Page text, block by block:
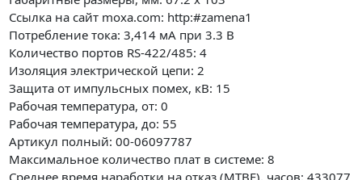
Ссылка на сайт moxa.com: http:#zamena1
Потребление тока: 3,414 мА при 3.3 В
Количество портов RS-422/485: 4
Изоляция электрической цепи: 2
Защита от импульсных помех, кВ: 15
Рабочая температура, от: 0
Рабочая температура, до: 55
Артикул полный: 00-06097787
Максимальное количество плат в системе: 8
Среднее время наработки на отказ (MTBF), часов: 433077